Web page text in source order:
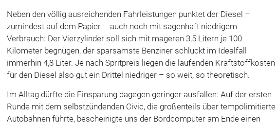
Neben den völlig ausreichenden Fahrleistungen punktet der Diesel –
zumindest auf dem Papier – auch noch mit sagenhaft niedrigem
Verbrauch: Der Vierzylinder soll sich mit mageren 3,5 Litern je 100
Kilometer begnügen, der sparsamste Benziner schluckt im Idealfall
immerhin 4,8 Liter. Je nach Spritpreis liegen die laufenden Kraftstoffkosten
für den Diesel also gut ein Drittel niedriger – so weit, so theoretisch.
Im Alltag dürfte die Einsparung dagegen geringer ausfallen: Auf der ersten
Runde mit dem selbstzündenden Civic, die großenteils über tempolimitierte
Autobahnen führte, bescheinigte uns der Bordcomputer am Ende einen